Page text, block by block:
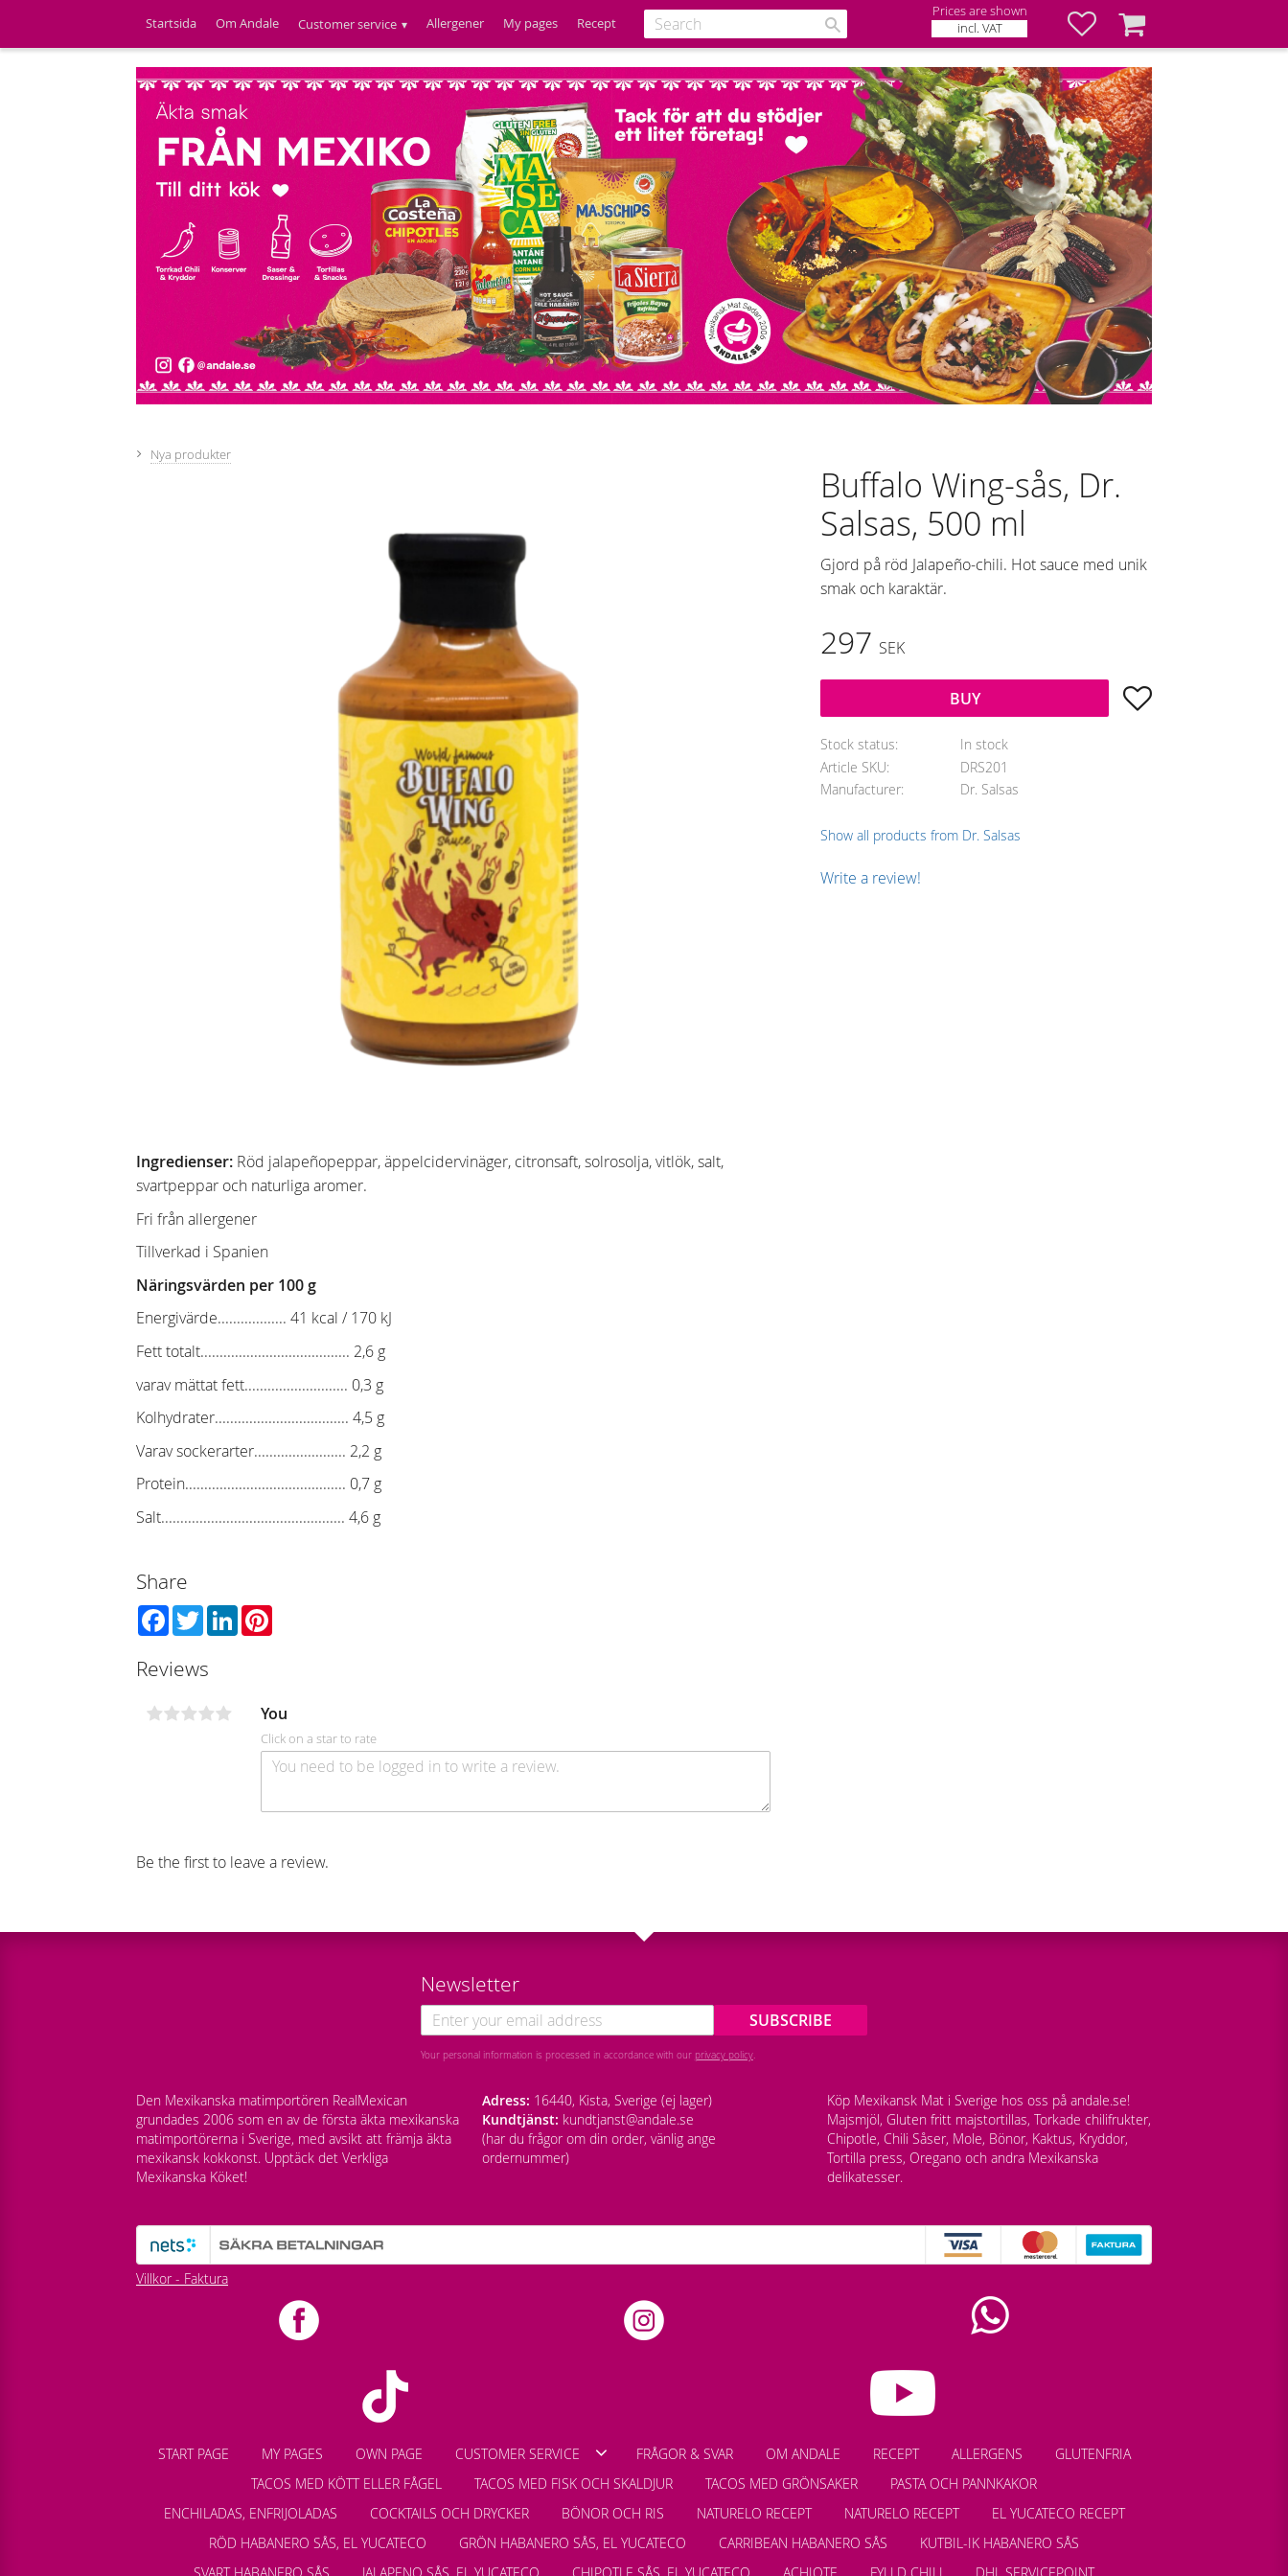
Startsida Om Andale Customer service Allergener My pages Recept
Prices are shown
incl. VAT
Favorites
Basket
Nya produkter
Buffalo Wing-sås, Dr.
Salsas, 500 ml
Gjord på röd Jalapeño-chili. Hot sauce med unik
smak och karaktär.
297 SEK
BUY Add to favorites
Stock status
In stock
Article SKU
DRS201
Manufacturer
Dr. Salsas
Show all products from Dr. Salsas
Write a review!
Ingredienser: Röd jalapeñopeppar, äppelcidervinäger, citronsaft, solrosolja, vitlök, salt,
svartpeppar och naturliga aromer.
Fri från allergener
Tillverkad i Spanien
Näringsvärden per 100 g
Energivärde.................. 41 kcal / 170 kJ
Fett totalt....................................... 2,6 g
varav mättat fett........................... 0,3 g
Kolhydrater................................... 4,5 g
Varav sockerarter........................ 2,2 g
Protein.......................................... 0,7 g
Salt................................................ 4,6 g
Share
Facebook
TwitterLinkedIn
Reviews
You
Click on a star to rate
Be the first to leave a review.
Newsletter
SUBSCRIBE
Your personal information is processed in accordance with our privacy policy.
Den Mexikanska matimportören RealMexican
grundades 2006 som en av de första äkta mexikanska
matimportörerna i Sverige, med avsikt att främja äkta
mexikansk kokkonst. Upptäck det Verkliga
Mexikanska Köket!
Adress: 16440, Kista, Sverige (ej lager)
Kundtjänst: kundtjanst@andale.se
(har du frågor om din order, vänlig ange
ordernummer)
Köp Mexikansk Mat i Sverige hos oss på andale.se!
Majsmjöl, Gluten fritt majstortillas, Torkade chilifrukter,
Chipotle, Chili Såser, Mole, Bönor, Kaktus, Kryddor,
Tortilla press, Oregano och andra Mexikanska
delikatesser.
Villkor - Faktura
START PAGE MY PAGES OWN PAGE CUSTOMER SERVICE FRÅGOR & SVAR OM ANDALE RECEPT ALLERGENS
GLUTENFRIA
TACOS MED KÖTT ELLER FÅGEL
TACOS MED FISK OCH SKALDJUR TACOS MED GRÖNSAKER
PASTA OCH PANNKAKOR
ENCHILADAS, ENFRIJOLADAS
COCKTAILS OCH DRYCKER BÖNOR OCH RIS NATURELO RECEPT NATURELO RECEPT
EL YUCATECO RECEPT
RÖD HABANERO SÅS, EL YUCATECO
GRÖN HABANERO SÅS, EL YUCATECO CARRIBEAN HABANERO SÅS
KUTBIL-IK HABANERO SÅS